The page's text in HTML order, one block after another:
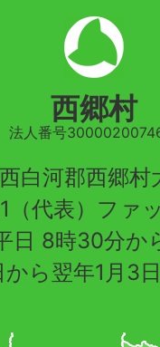
西郷村
法人番号
河郡西郷村
（代表）フ
日 8時30分か
から翌年1月3